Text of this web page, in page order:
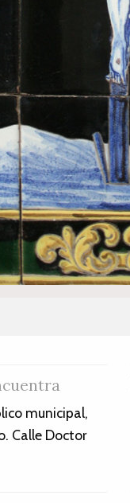
municipal,
Calle Doctor